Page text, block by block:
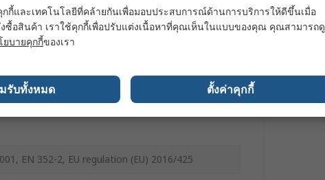
EN 352-2, EU regulation (EU) 2016/425
กกี้และเทคโนโลยีที่คล้ายกันเพื่อมอบประสบการณ์ด้านการบริการให้ดีขึ้นเมื่อ
ซื้อสินค้า เราใช้คุกกี้เพื่อปรับแต่งเนื้อหาที่คุณเห็นในแบบของคุณ คุณสามารถดู
ยบายคุกกี้ของเรา
รับทั้งหมด ตั้งค่าคุกกี้